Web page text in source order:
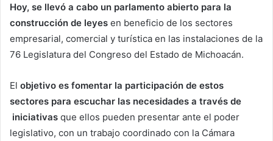
Hoy, se llevó a cabo un parlamento abierto para la
construcción de leyes en beneficio de los sectores
empresarial, comercial y turística en las instalaciones de la
76 Legislatura del Congreso del Estado de Michoacán.
El objetivo es fomentar la participación de estos
sectores para escuchar las necesidades a través de
iniciativas que ellos pueden presentar ante el poder
legislativo, con un trabajo coordinado con la Cámara